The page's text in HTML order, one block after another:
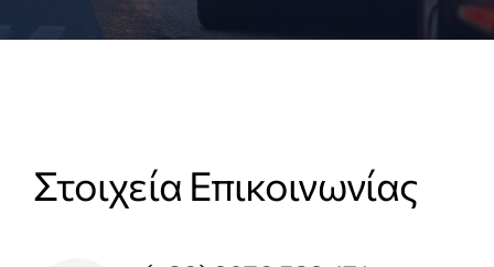
Στοιχεία Επικοινωνίας